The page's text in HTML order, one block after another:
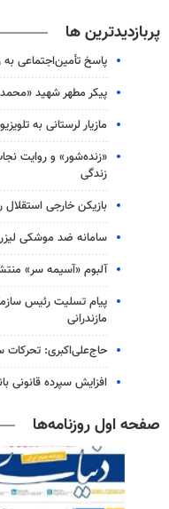
پربازدیدترین ها
پاسخ تأمین‌اجتماعی
پیکر مطهر شهید
مازیار لرستانی به
«زنده‌شور» و روایت
زندگی
بازیکن خارجی استقلال
سامانه ضد موشکی
آلبوم «آسیمه سر»
پیام تسلیت رئیس
مازندرانی
حاج‌علی‌اکبری: تحرکات
افزایش سپرده قانونی
صفحه اول روزنامه‌ها